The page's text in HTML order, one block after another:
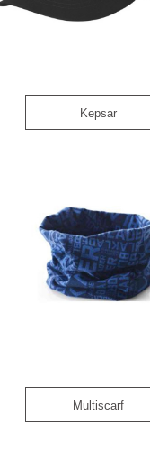
Kepsar
Multiscarf